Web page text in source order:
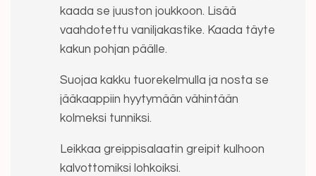
kaada se juuston joukkoon. Lisää
vaahdotettu vaniljakastike. Kaada täyte
kakun pohjan päälle.
Suojaa kakku tuorekelmulla ja nosta se
jääkaappiin hyytymään vähintään
kolmeksi tunniksi.
Leikkaa greippisalaatin greipit kulhoon
kalvottomiksi lohkoiksi.